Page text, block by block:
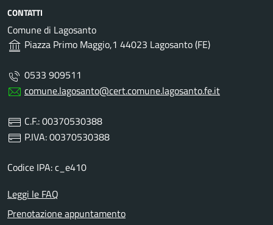
CONTATTI
Comune di Lagosanto
Piazza Primo Maggio,1 44023 Lagosanto (FE)
0533 909511
comune.lagosanto@cert.comune.lagosanto.fe.it
C.F.: 00370530388
P.IVA: 00370530388
Codice IPA: c_e410
Leggi le FAQ
Prenotazione appuntamento